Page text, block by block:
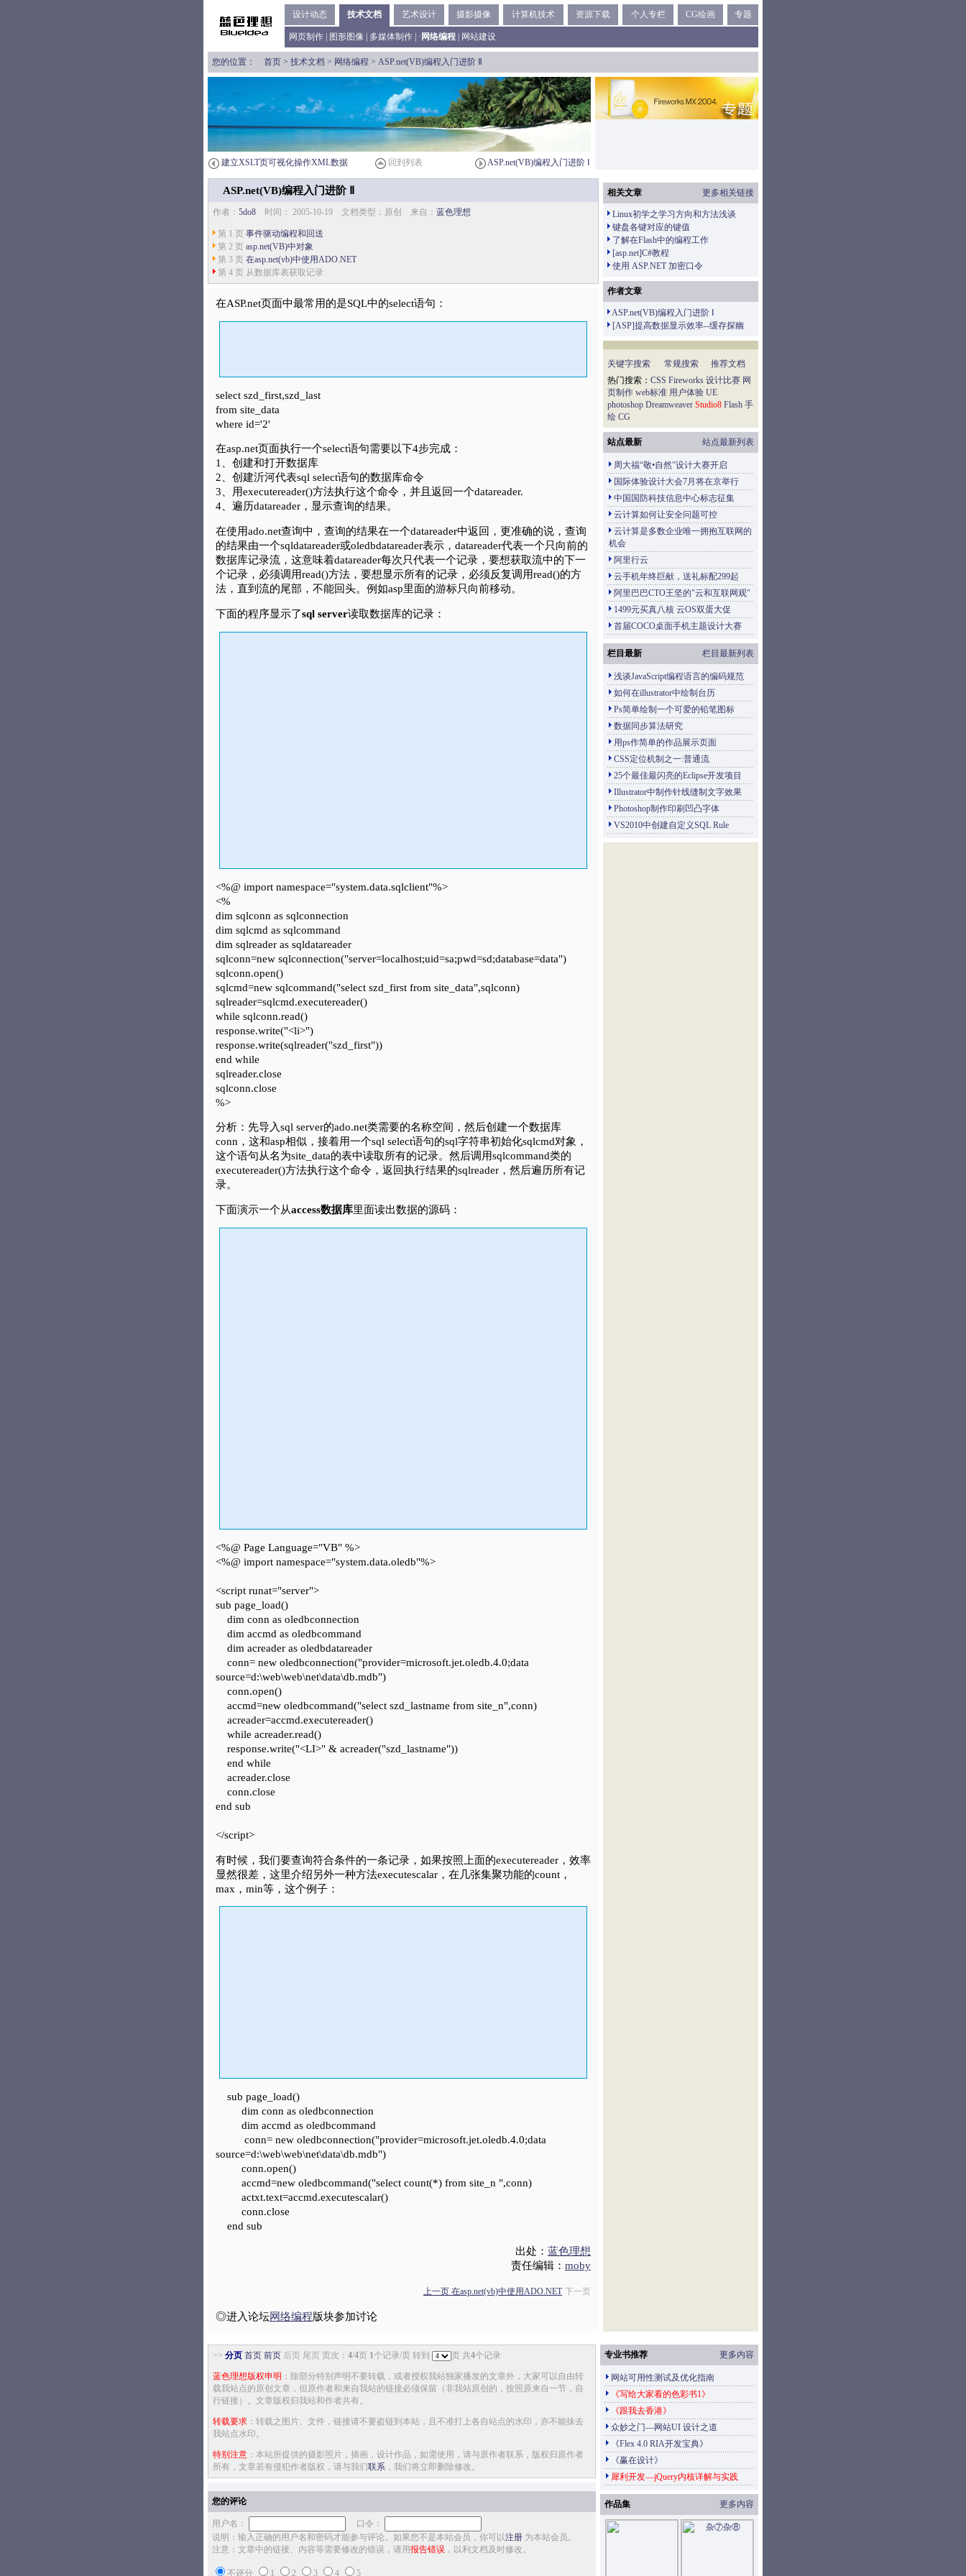
设计动态 技术文档 艺术设计 摄影摄像 计算机技术 资源下载 个人专栏 CG绘画 专题
网页制作 图形图像 多媒体制作 | · 网络编程 网站建设
您的位置： 首页 > 技术文档 > 网络编程 > ASP.net(VB)编程入门进阶 Ⅱ
建立XSLT页可视化操作XML数据 回到列表 ASP.net(VB)编程入门进阶 Ⅰ
ASP.net(VB)编程入门进阶 Ⅱ
作者： 5do8 时间： 2005-10-19 文档类型：原创 来自： 蓝色理想
第 1 页 事件驱动编程和回送
第 2 页 asp.net(VB)中对象
第 3 页 在asp.net(vb)中使用ADO.NET
第 4 页 从数据库表获取记录
在ASP.net页面中最常用的是SQL中的select语句：
select szd_first,szd_last
from site_data
where id='2'
在asp.net页面执行一个select语句需要以下4步完成：
1、创建和打开数据库
2、创建沂河代表sql select语句的数据库命令
3、用executereader()方法执行这个命令，并且返回一个datareader.
4、遍历datareader，显示查询的结果。
在使用ado.net查询中，查询的结果在一个datareader中返回，更准确的说，查询
的结果由一个sqldatareader或oledbdatareader表示，datareader代表一个只向前的
数据库记录流，这意味着datareader每次只代表一个记录，要想获取流中的下一
个记录，必须调用read()方法，要想显示所有的记录，必须反复调用read()的方
法，直到流的尾部，不能回头。例如asp里面的游标只向前移动。
下面的程序显示了sql server读取数据库的记录：
<%@ import namespace="system.data.sqlclient"%>
<%
dim sqlconn as sqlconnection
dim sqlcmd as sqlcommand
dim sqlreader as sqldatareader
sqlconn=new sqlconnection("server=localhost;uid=sa;pwd=sd;database=data")
sqlconn.open()
sqlcmd=new sqlcommand("select szd_first from site_data",sqlconn)
sqlreader=sqlcmd.executereader()
while sqlconn.read()
response.write("<li>")
response.write(sqlreader("szd_first"))
end while
sqlreader.close
sqlconn.close
%>
分析：先导入sql server的ado.net类需要的名称空间，然后创建一个数据库
conn，这和asp相似，接着用一个sql select语句的sql字符串初始化sqlcmd对象，
这个语句从名为site_data的表中读取所有的记录。然后调用sqlcommand类的
executereader()方法执行这个命令，返回执行结果的sqlreader，然后遍历所有记
录。
下面演示一个从access数据库里面读出数据的源码：
<%@ Page Language="VB" %>
<%@ import namespace="system.data.oledb"%>
<script runat="server">
sub page_load()
dim conn as oledbconnection
dim accmd as oledbcommand
dim acreader as oledbdatareader
conn= new oledbconnection("provider=microsoft.jet.oledb.4.0;data
source=d:\web\web\net\data\db.mdb")
conn.open()
accmd=new oledbcommand("select szd_lastname from site_n",conn)
acreader=accmd.executereader()
while acreader.read()
response.write("<LI>" & acreader("szd_lastname"))
end while
acreader.close
conn.close
end sub
</script>
有时候，我们要查询符合条件的一条记录，如果按照上面的executereader，效率
显然很差，这里介绍另外一种方法executescalar，在几张集聚功能的count，
max，min等，这个例子：
sub page_load()
dim conn as oledbconnection
dim accmd as oledbcommand
conn= new oledbconnection("provider=microsoft.jet.oledb.4.0;data
source=d:\web\web\net\data\db.mdb")
conn.open()
accmd=new oledbcommand("select count(*) from site_n ",conn)
actxt.text=accmd.executescalar()
conn.close
end sub
出处： 蓝色理想
责任编辑： moby
上一页 在asp.net(vb)中使用ADO.NET 下一页
◎进入论坛网络编程版块参加讨论
相关文章 更多相关链接
Linux初学之学习方向和方法浅谈
键盘各键对应的键值
了解在Flash中的编程工作
[asp.net]C#教程
使用 ASP.NET 加密口令
作者文章
ASP.net(VB)编程入门进阶 Ⅰ
[ASP]提高数据显示效率--缓存探幽
关键字搜索 常规搜索
推荐文档
热门搜索： CSS Fireworks 设计比赛 网
页制作 web标准 用户体验 UE
photoshop Dreamweaver Studio8 Flash 手
绘 CG
站点最新 站点最新列表
周大福“敬•自然”设计大赛开启
国际体验设计大会7月将在京举行
中国国防科技信息中心标志征集
云计算如何让安全问题可控
云计算是多数企业唯一拥抱互联网的
机会
阿里行云
云手机年终巨献，送礼标配299起
阿里巴巴CTO王坚的"云和互联网观"
1499元买真八核 云OS双蛋大促
首届COCO桌面手机主题设计大赛
栏目最新 栏目最新列表
浅谈JavaScript编程语言的编码规范
如何在illustrator中绘制台历
Ps简单绘制一个可爱的铅笔图标
数据同步算法研究
用ps作简单的作品展示页面
CSS定位机制之一:普通流
25个最佳最闪亮的Eclipse开发项目
Illustrator中制作针线缝制文字效果
Photoshop制作印刷凹凸字体
VS2010中创建自定义SQL Rule
>> 分页 首页 前页 后页 尾页 页次： 4/4页 1个记录/页 转到 页 共4个记录
蓝色理想版权申明 ：除部分特别声明不要转载，或者授权我站独家播发的文章外，大家可以自由转
载我站点的原创文章，但原作者和来自我站的链接必须保留（非我站原创的，按照原来自一节，自
行链接）。文章版权归我站和作者共有。
转载要求 ：转载之图片、文件，链接请不要盗链到本站，且不准打上各自站点的水印，亦不能抹去
我站点水印。
特别注意 ：本站所提供的摄影照片，插画，设计作品，如需使用，请与原作者联系，版权归原作者
所有，文章若有侵犯作者版权，请与我们联系 ，我们将立即删除修改。
您的评论
用户名：
口令：
说明：输入正确的用户名和密码才能参与评论。如果您不是本站会员，你可以注册 为本站会员。
注意：文章中的链接、内容等需要修改的错误，请用报告错误 ，以利文档及时修改。
不评分 1 2 3 4 5
专业书推荐 更多内容
网站可用性测试及优化指南
《写给大家看的色彩书1》
《跟我去香港》
众妙之门—网站UI 设计之道
《Flex 4.0 RIA开发宝典》
《赢在设计》
犀利开发—jQuery内核详解与实践
作品集 更多内容